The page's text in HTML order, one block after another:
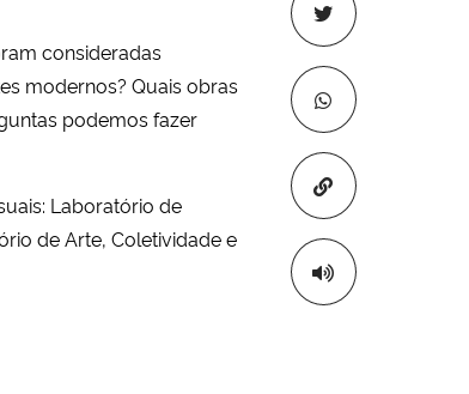
Copiar para
consideradas
modernos? Quais obras
podemos fazer
Laboratório de
de Arte, Coletividade e